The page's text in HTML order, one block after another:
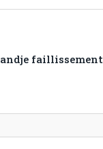
faillissement